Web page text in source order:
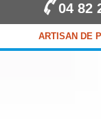
04 82
ARTISAN DE